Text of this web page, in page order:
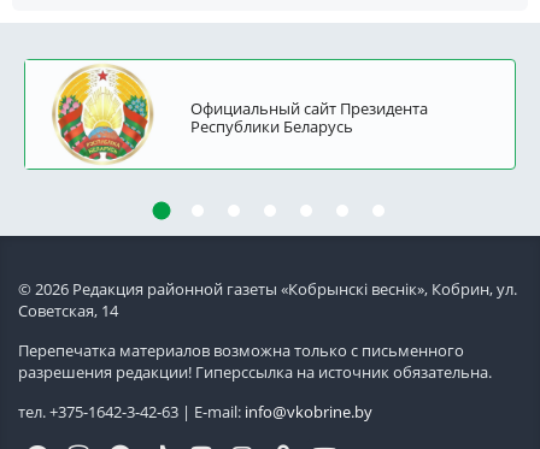
Официальный сайт Президента
Республики Беларусь
© 2026 Редакция районной газеты «Кобрынскi веснiк», Кобрин, ул.
Советская, 14
Перепечатка материалов возможна только с письменного
разрешения редакции! Гиперссылка на источник обязательна.
тел. +375-1642-3-42-63 | E-mail: info@vkobrine.by